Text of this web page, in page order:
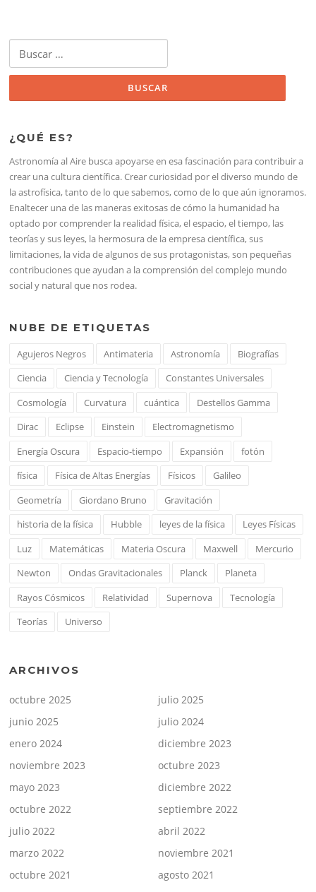
¿QUÉ ES?
Astronomía al Aire busca apoyarse en esa fascinación para contribuir a
crear una cultura científica. Crear curiosidad por el diverso mundo de
la astrofísica, tanto de lo que sabemos, como de lo que aún ignoramos.
Enaltecer una de las maneras exitosas de cómo la humanidad ha
optado por comprender la realidad física, el espacio, el tiempo, las
teorías y sus leyes, la hermosura de la empresa científica, sus
limitaciones, la vida de algunos de sus protagonistas, son pequeñas
contribuciones que ayudan a la comprensión del complejo mundo
social y natural que nos rodea.
NUBE DE ETIQUETAS
Agujeros Negros Antimateria Astronomía
Biografías
Ciencia
Ciencia y Tecnología
Constantes Universales
Cosmología
Curvatura cuántica
Destellos Gamma
Dirac
Eclipse Einstein
Electromagnetismo
Energía Oscura
Espacio-tiempo Expansión
fotón
física
Física de Altas Energías Físicos
Galileo
Geometría
Giordano Bruno
Gravitación
historia de la física
Hubble leyes de la física
Leyes Físicas
Luz
Matemáticas Materia Oscura Maxwell
Mercurio
Newton
Ondas Gravitacionales Planck
Planeta
Rayos Cósmicos
Relatividad Supernova
Tecnología
Teorías
Universo
ARCHIVOS
octubre 2025
julio 2025
junio 2025
julio 2024
enero 2024
diciembre 2023
noviembre 2023
octubre 2023
mayo 2023
diciembre 2022
octubre 2022
septiembre 2022
julio 2022
abril 2022
marzo 2022
noviembre 2021
octubre 2021
agosto 2021